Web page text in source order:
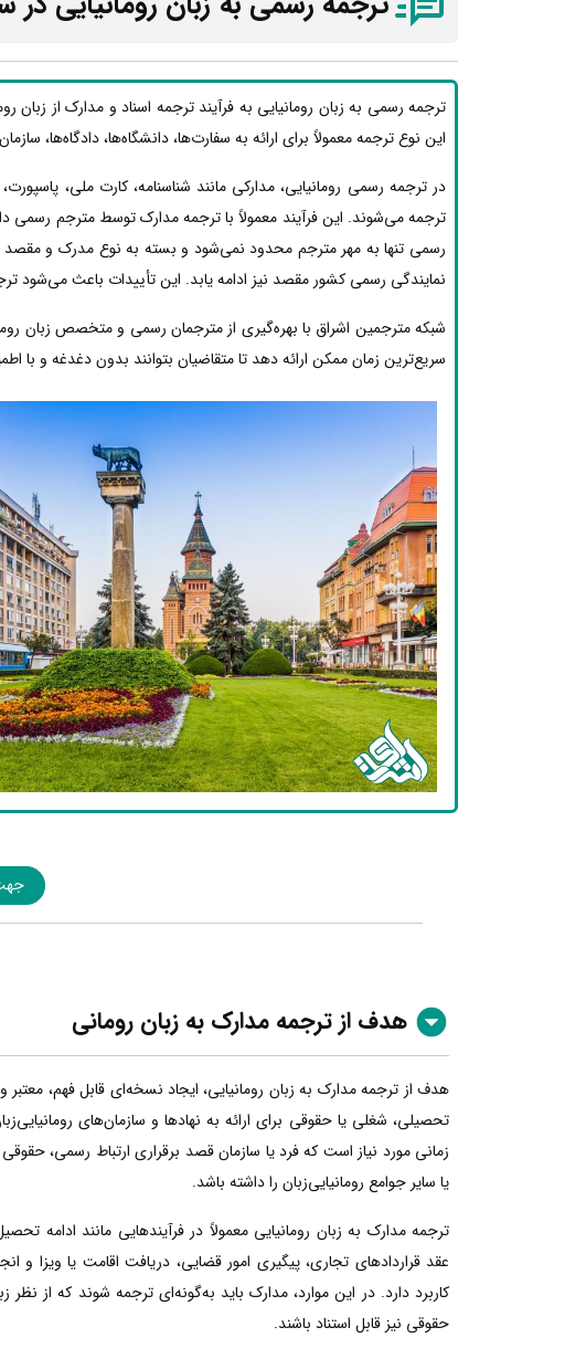
ترجمه رسمی به زبان رومانیایی به فرآیند ترجمه اسناد و مدارک از
این نوع ترجمه معمولاً برای ارائه به سفارت‌ها، دانشگاه‌ها، دادگاه‌ها،
در ترجمه رسمی رومانیایی، مدارکی مانند شناسنامه، کارت ملی،
ترجمه می‌شوند. این فرآیند معمولاً با ترجمه مدارک توسط مترجم رسمی
رسمی تنها به مهر مترجم محدود نمی‌شود و بسته به نوع مدرک و مقصد
نمایندگی رسمی کشور مقصد نیز ادامه یابد. این تأییدات باعث می‌شود
شبکه مترجمین اشراق با بهره‌گیری از مترجمان رسمی و متخصص زبان
سریع‌ترین زمان ممکن ارائه دهد تا متقاضیان بتوانند بدون دغدغه و با
هدف از ترجمه مدارک به زبان رومانی
هدف از ترجمه مدارک به زبان رومانیایی، ایجاد نسخه‌ای قابل فهم،
تحصیلی، شغلی یا حقوقی برای ارائه به نهادها و سازمان‌های
زمانی مورد نیاز است که فرد یا سازمان قصد برقراری ارتباط رسمی، حقوقی
یا سایر جوامع رومانیایی‌زبان را داشته باشد.
ترجمه مدارک به زبان رومانیایی معمولاً در فرآیندهایی مانند ادامه
عقد قراردادهای تجاری، پیگیری امور قضایی، دریافت اقامت یا ویزا و
کاربرد دارد. در این موارد، مدارک باید به‌گونه‌ای ترجمه شوند که از نظر
حقوقی نیز قابل استناد باشند.